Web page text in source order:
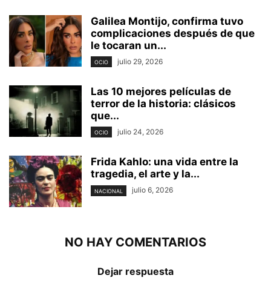
Galilea Montijo, confirma tuvo
complicaciones después de que
le tocaran un...
OCIO julio 29, 2026
Las 10 mejores películas de
terror de la historia: clásicos
que...
OCIO julio 24, 2026
Frida Kahlo: una vida entre la
tragedia, el arte y la...
NACIONAL julio 6, 2026
NO HAY COMENTARIOS
Dejar respuesta